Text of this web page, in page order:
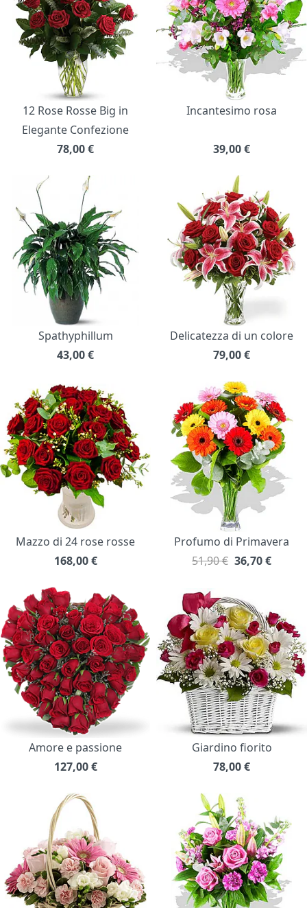
12 Rose Rosse Big in
Elegante Confezione
78,00€
Incantesimo rosa
39,00€
Spathyphillum
43,00€
Delicatezza di un colore
79,00€
Mazzo di 24 rose rosse
168,00 €
Profumo di Primavera
51,90 € 36,70€
Amore e passione
127,00 €
Giardino fiorito
78,00€